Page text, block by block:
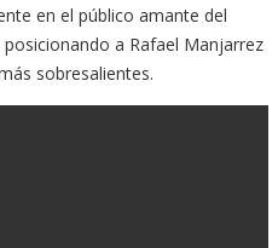
en el público amante del
a Rafael Manjarrez
sobresalientes.